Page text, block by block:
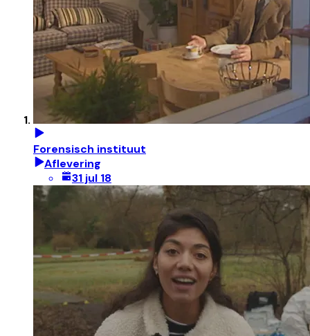
Forensisch instituut
Aflevering
31 jul 18